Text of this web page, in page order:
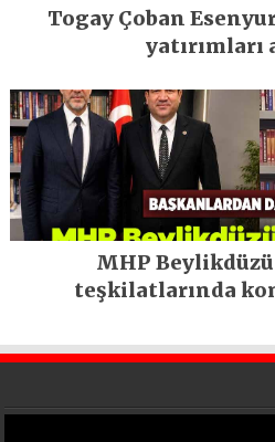
Togay Çoban
yatırımları
MHP
teşkilatlarında